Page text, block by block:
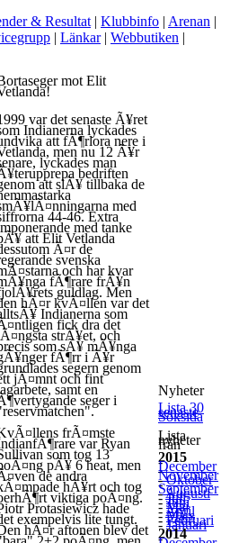
& Resultat | Klubbinfo | Arenan |
| Länkar| Webbutiken |
mot Elit
var det senaste Ã¥ret
Indianerna lyckades
att fÃ¶rlora nere i
men nu 12 Ã¥r
lyckades man
bedriften
att slÃ¥ tillbaka de
med
44-46. Extra
med tanke
att Elit Vetlanda
Ã¤r de
svenska
och har kvar
fÃ¶rare frÃ¥n
guldlag. Men
hÃ¤r kvÃ¤llen var det
Indianerna som
fick dra det
strÃ¥et, och
som sÃ¥ mÃ¥nga
fÃ¶rr i Ã¥r
segern genom
jÃ¤mnt och fint
samt en
seger i
frÃ¤mste
var Ryan
som tog 13
pÃ¥ 6 heat, men
de andra
hÃ¥rt och tog
viktiga poÃ¤ng.
Protasiewicz hade
exempelvis lite tungt.
hÃ¤r aftonen blev det
Nyheter
Lista 30
senaste
Söksida
Lista
nyheter
från
2015
-
December
-
November
-Oktober
-
September
-Augusti
-Juli
-Juni
- Maj
- April
-Mars
-Februari
- Januari
2014
-